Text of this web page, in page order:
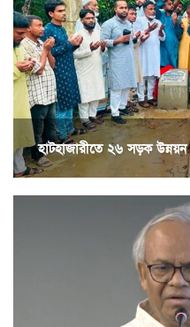
হাটহাজারীতে ২৬ সড়ক